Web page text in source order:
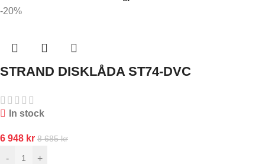
-20%
STRAND DISKLÅDA ST74-DVC
In stock
6 948 kr 8 685kr
-
+